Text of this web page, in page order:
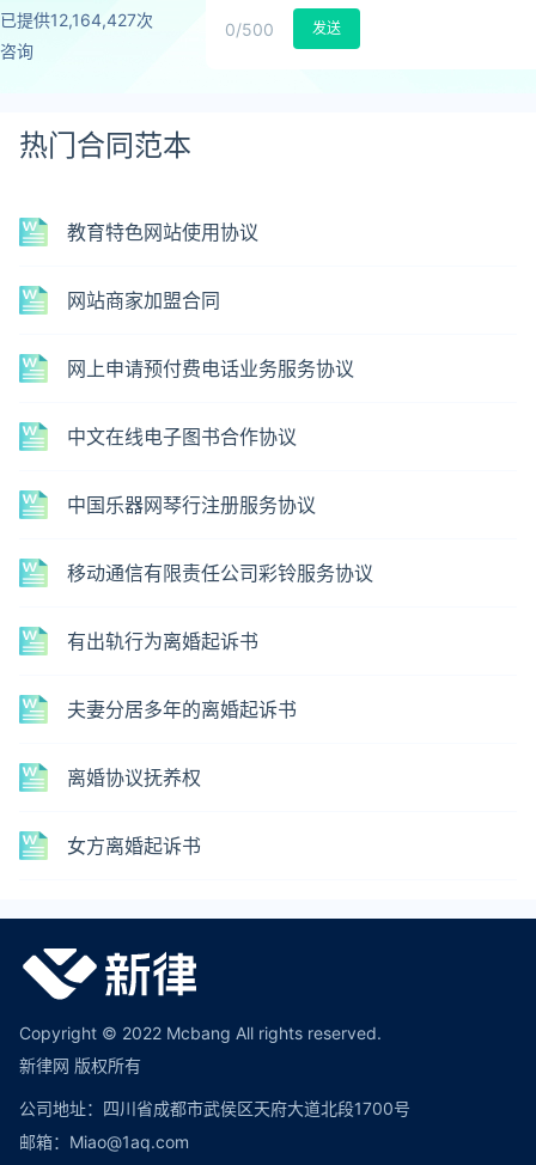
已提供12,164,427次
咨询
0/500 发送
热门合同范本
教育特色网站使用协议
网站商家加盟合同
网上申请预付费电话业务服务协议
中文在线电子图书合作协议
中国乐器网琴行注册服务协议
移动通信有限责任公司彩铃服务协议
有出轨行为离婚起诉书
夫妻分居多年的离婚起诉书
离婚协议抚养权
女方离婚起诉书
Copyright © 2022 Mcbang All rights reserved.
新律网 版权所有
公司地址：四川省成都市武侯区天府大道北段1700号
邮箱：Miao@1aq.com